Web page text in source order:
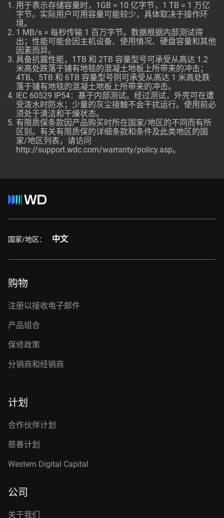
用于表示存储容量时，1GB = 10 亿字节，1 TB = 1 万亿
字节。实际用户可用容量可能较少，具体取决于操作环
境。
1 MB/s = 每秒传输 1 百万字节。数据根据内部测试得
出；性能可能会因主机设备、使用情况、硬盘容量和其他
因素而异。
具备抗震性能，1TB 和 2TB 容量型号可承受从高达 1.2
米高处跌落于铺有地毯的混凝土地板上所带来的冲击；
4TB、5TB 和 6TB 容量型号则可承受从高达 1 米高处跌
落于铺有地毯的混凝土地板上所带来的冲击。
IEC 60529 IP54：基于内部测试。经过测试，外壳可在遭
受泼水时防水；少量的灰尘接触不会干扰运行。使用前必
须处于清洁和干燥状态。
有限质保条款因产品购买时所在国家/地区的不同而有所
区别。有关有限质保的详细条款和条件及此类地区的国
家/地区列表，请访问
http://support.wdc.com/warranty/policy.asp。
国家/地区： 中文
购物
注册以接收电子邮件
产品组合
保修政策
分销商和经销商
计划
合作伙伴计划
慈善计划
Western Digital Capital
公司
关于我们